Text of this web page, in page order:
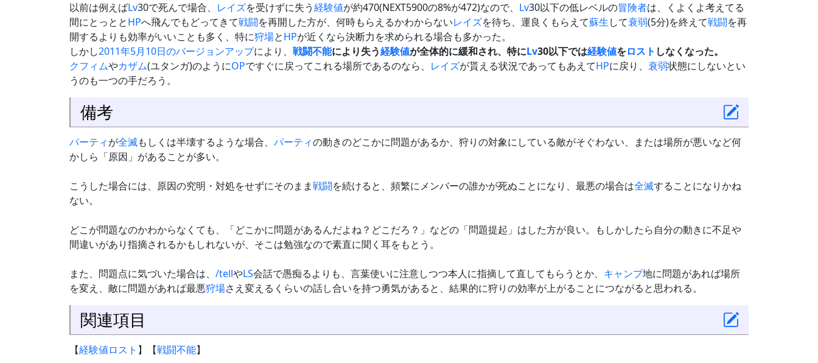
以前は例えばLv30で死んで場合、 レイズを受けずに失う経験値が約470(NEXT5900の8%が472)なので、 Lv30以下の低レベルの冒険者は、くよくよ考えてる
間にとっととHPへ飛んでもどってきて戦闘を再開した方が、何時もらえるかわからないレイズを待ち、運良くもらえて蘇生して衰弱(5分)を終えて戦闘を再
開するよりも効率がいいことも多く、特に狩場とHPが近くなら決断力を求められる場合も多かった。
しかし2011年5月10日のバージョンアップにより、 戦闘不能により失う経験値が全体的に緩和され、特にLv30以下では経験値をロスト しなくなった。
クフィムやカザム(ユタンガ)のようにOPですぐに戻ってこれる場所であるのなら、 レイズが貰える状況であってもあえてHPに戻り、 衰弱状態にしないとい
うのも一つの手だろう。
備考
パーティが全滅もしくは半壊するような場合、 パーティの動きのどこかに問題があるか、狩りの対象にしている敵がそぐわない、または場所が悪いなど何
かしら「原因」があることが多い。
こうした場合には、原因の究明・対処をせずにそのまま戦闘を続けると、頻繁にメンバーの誰かが死ぬことになり、最悪の場合は全滅することになりかね
ない。
どこが問題なのかわからなくても、「どこかに問題があるんだよね？どこだろ？」などの「問題提起」はした方が良い。もしかしたら自分の動きに不足や
間違いがあり指摘されるかもしれないが、そこは勉強なので素直に聞く耳をもとう。
また、問題点に気づいた場合は、 /tellやLS会話で愚痴るよりも、言葉使いに注意しつつ本人に指摘して直してもらうとか、 キャンプ地に問題があれば場所
を変え、敵に問題があれば最悪狩場さえ変えるくらいの話し合いを持つ勇気があると、結果的に狩りの効率が上がることにつながると思われる。
関連項目
【経験値ロスト 】【戦闘不能】